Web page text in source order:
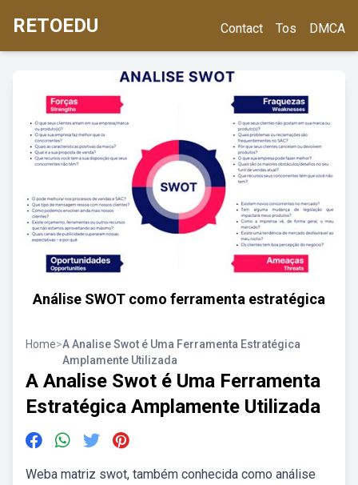
RETOEDU Contact Tos DMCA
Análise SWOT como ferramenta estratégica
Home>A Analise Swot é Uma Ferramenta Estratégica
Amplamente Utilizada
A Analise Swot é Uma Ferramenta
Estratégica Amplamente Utilizada
Weba matriz swot, também conhecida como análise